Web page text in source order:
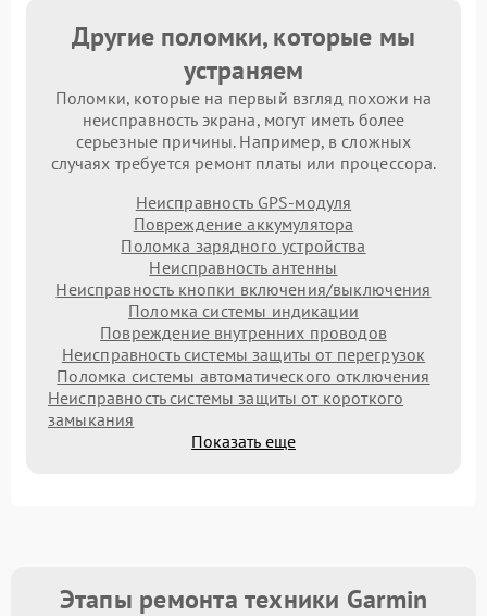
Другие поломки, которые мы
устраняем
Поломки, которые на первый взгляд похожи на
неисправность экрана, могут иметь более
серьезные причины. Например, в сложных
случаях требуется ремонт платы или процессора.
Неисправность GPS-модуля
Повреждение аккумулятора
Поломка зарядного устройства
Неисправность антенны
Неисправность кнопки включения/выключения
Поломка системы индикации
Повреждение внутренних проводов
Неисправность системы защиты от перегрузок
Поломка системы автоматического отключения
Неисправность системы защиты от короткого
замыкания
Показать еще
Этапы ремонта техники Garmin